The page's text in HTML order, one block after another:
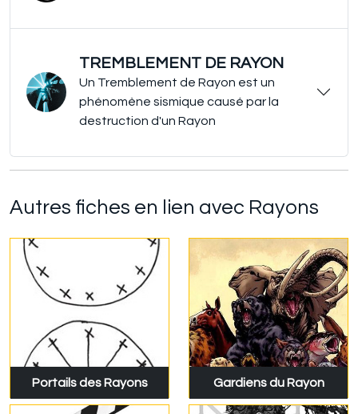
TREMBLEMENT DE RAYON
Un Tremblement de Rayon est un
phénomène sismique causé par la
destruction d'un Rayon
Autres fiches en lien avec Rayons
Portails des Rayons Gardiens du Rayon